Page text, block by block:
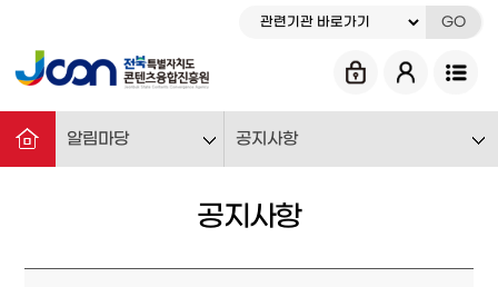
GO
알림마당 공지사항
공지사항